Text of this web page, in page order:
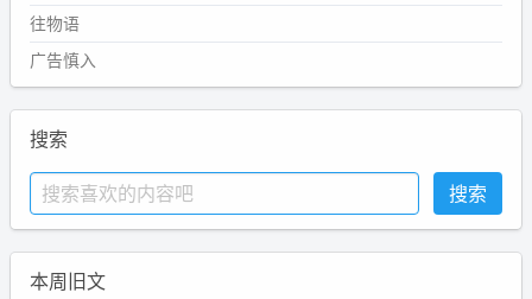
往物语
广告慎入
搜索
本周旧文